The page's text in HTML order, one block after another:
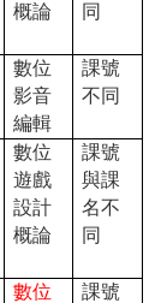
概論
同
數位
影音
編輯
課號
不同
數位
遊戲
設計
概論
課號
與課
名不
同
數位
課號